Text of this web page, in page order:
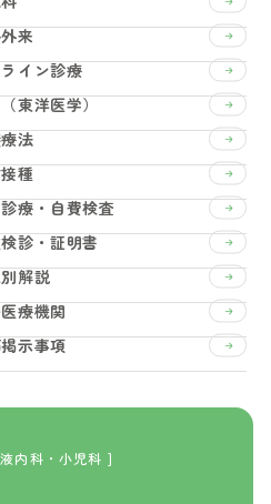
来
イン診療
東洋医学）
法
種
療・自費検査
診・証明書
解説
療機関
示事項
内科・小児科 ]